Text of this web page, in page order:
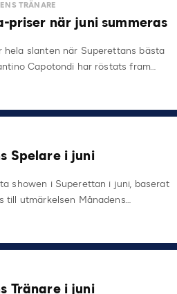
TRÄNARE
priser när juni summeras
hela slanten när Superettans bästa
Capotondi har röstats fram…
Spelare i juni
showen i Superettan i juni, baserat
till utmärkelsen Månadens…
Tränare i juni